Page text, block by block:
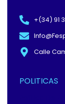
+(34) 91
Calle
POLITICAS